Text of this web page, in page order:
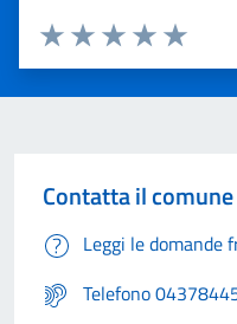
Valuta 5
Valuta 4
Valuta 3 stelle
Valuta 2 stelle su 5
Valuta 1 stelle su 5
Contatta il comune
Leggi le domande
Telefono